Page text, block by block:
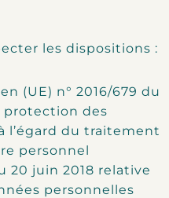
les dispositions :
(UE) n° 2016/679 du
protection des
l’égard du traitement
personnel
20 juin 2018 relative
personnelles